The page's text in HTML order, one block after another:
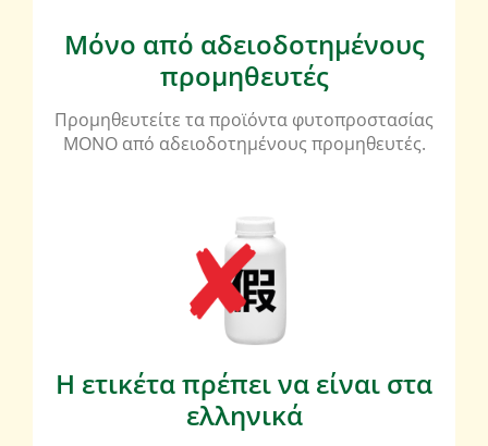
Μόνο από αδειοδοτημένους
προμηθευτές
Προμηθευτείτε τα προϊόντα φυτοπροστασίας
ΜΟΝΟ από αδειοδοτημένους προμηθευτές.
Η ετικέτα πρέπει να είναι στα
ελληνικά